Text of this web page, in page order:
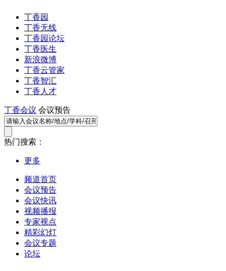
丁香园
丁香无线
丁香园论坛
丁香医生
新浪微博
丁香云管家
丁香智汇
丁香人才
丁香会议 会议预告
热门搜索：
更多
频道首页
会议预告
会议快讯
视频播报
专家视点
精彩幻灯
会议专题
论坛